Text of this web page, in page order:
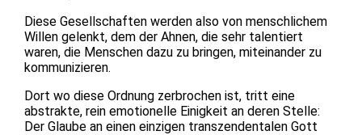
Diese Gesellschaften werden also von menschlichem
Willen gelenkt, dem der Ahnen, die sehr talentiert
waren, die Menschen dazu zu bringen, miteinander zu
kommunizieren.
Dort wo diese Ordnung zerbrochen ist, tritt eine
abstrakte, rein emotionelle Einigkeit an deren Stelle:
Der Glaube an einen einzigen transzendentalen Gott